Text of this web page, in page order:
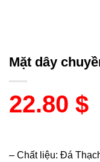
Mặt dây
22.80 $
– Chất liệu: Đá